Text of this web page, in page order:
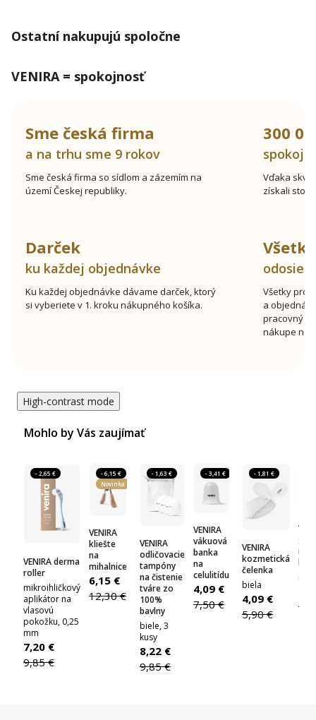
Ostatní nakupujú spoločne
VENIRA = spokojnosť
Sme česká firma
a na trhu sme 9 rokov
Sme česká firma so sídlom a zázemím na
území Českej republiky.
300
Vďaka
získali
Darček
ku každej objednávke
Ku každej objednávke dávame darček, ktorý
si vyberiete v 1. kroku nákupného košíka.
Všetky
a
pracovný
nákupe nad
High-contrast mode
Mohlo by Vás zaujímať
- 2,65 €
7,20 €
9,85 €
VENIRA derma
roller
mikroihličkový
aplikátor na
vlasovú
pokožku, 0,25
mm
Novinka
- 6,15 €
6,15 €
12,30 €
VENIRA
kliešte
na
mihalnice
- 1,63 €
8,22 €
9,85 €
VENIRA
odličovacie
tampóny
na čistenie
tváre zo
100%
bavlny
biele, 3
kusy
- 3,41 €
4,09 €
7,50 €
VENIRA
vákuová
banka
na
celulitídu
- 1,81 €
4,09 €
5,90 €
VENIRA
kozmetická
čelenka
biela
gua